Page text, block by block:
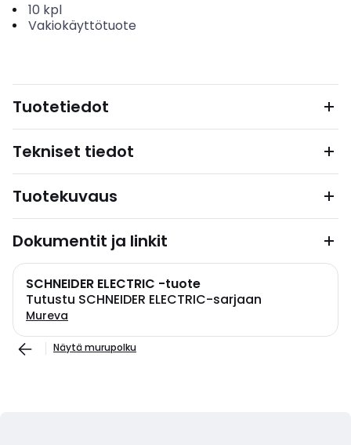
10 kpl
Vakiokäyttötuote
Tuotetiedot
Tekniset tiedot
Tuotekuvaus
Dokumentit ja linkit
SCHNEIDER ELECTRIC -tuote
Tutustu SCHNEIDER ELECTRIC-sarjaan
Mureva
Näytä murupolku